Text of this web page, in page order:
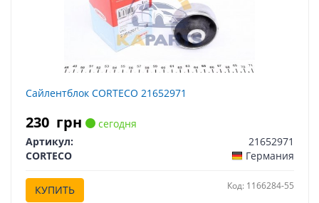
Сайлентблок CORTECO 21652971
230 грн
сегодня
Артикул:
21652971
CORTECO
Германия
КУПИТЬ Код: 1166284-55